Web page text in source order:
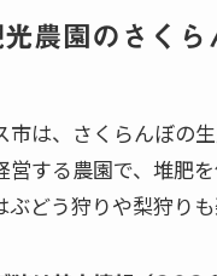
光農園のさく
市は、さくらんぼの
営する農園で、堆肥
ぶどう狩りや梨狩り